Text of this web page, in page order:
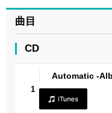
曲目
CD
1
Automatic -